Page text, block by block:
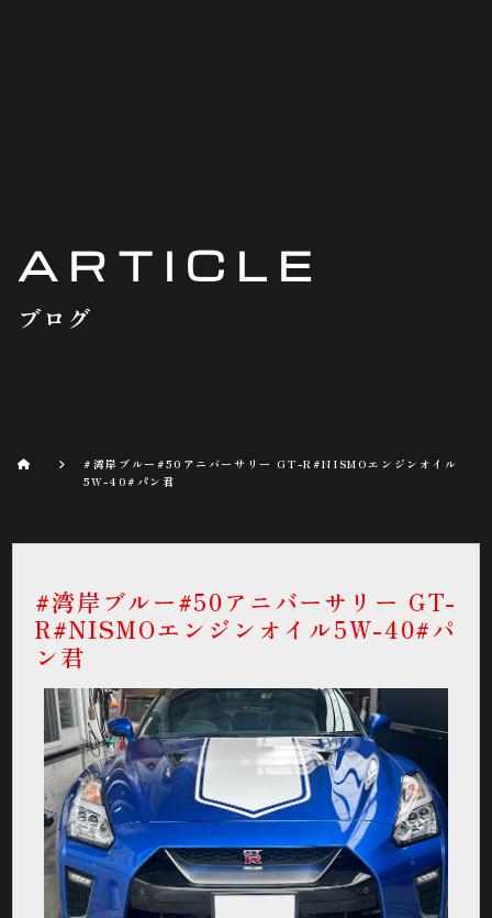
ARTICLE
ブログ
#湾岸ブルー#50アニバーサリー GT-R#NISMOエンジンオイル
5W-40#パン君
#湾岸ブルー#50アニバーサリー GT-
R#NISMOエンジンオイル5W-40#パ
ン君